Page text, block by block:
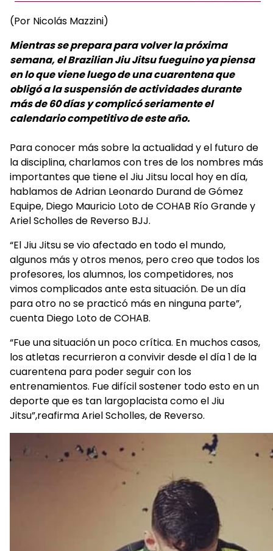
(Por Nicolás Mazzini)
Mientras se prepara para volver la próxima
semana, el Brazilian Jiu Jitsu fueguino ya piensa
en lo que viene luego de una cuarentena que
obligó a la suspensión de actividades durante
más de 60 días y complicó seriamente el
calendario competitivo de este año.
Para conocer más sobre la actualidad y el futuro de
la disciplina, charlamos con tres de los nombres más
importantes que tiene el Jiu Jitsu local hoy en día,
hablamos de Adrian Leonardo Durand de Gómez
Equipe, Diego Mauricio Loto de COHAB Río Grande y
Ariel Scholles de Reverso BJJ.
“El Jiu Jitsu se vio afectado en todo el mundo,
algunos más y otros menos, pero creo que todos los
profesores, los alumnos, los competidores, nos
vimos complicados ante esta situación. De un día
para otro no se practicó más en ninguna parte”,
cuenta Diego Loto de COHAB.
“Fue una situación un poco crítica. En muchos casos,
los atletas recurrieron a convivir desde el día 1 de la
cuarentena para poder seguir con los
entrenamientos. Fue difícil sostener todo esto en un
deporte que es tan largoplacista como el Jiu
Jitsu”,reafirma Ariel Scholles, de Reverso.